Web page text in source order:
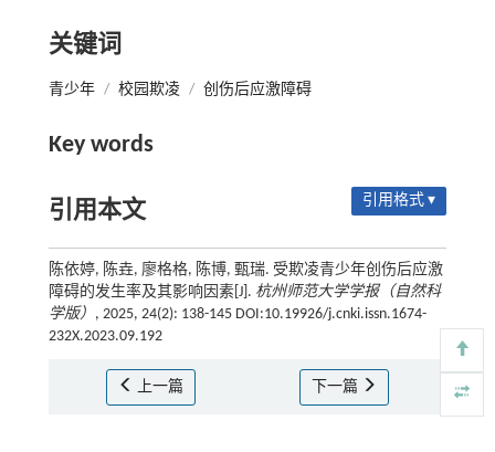
关键词
青少年 / 校园欺凌 / 创伤后应激障碍
Key words
引用本文 引用格式 ▾
陈依婷, 陈垚, 廖格格, 陈博, 甄瑞. 受欺凌青少年创伤后应激
障碍的发生率及其影响因素[J]. 杭州师范大学学报（自然科
学版） , 2025, 24(2): 138-145 DOI:10.19926/j.cnki.issn.1674-
232X.2023.09.192
上一篇 下一篇